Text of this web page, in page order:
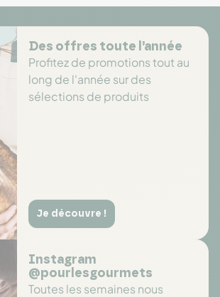
Des offres toute l’année
Profitez de promotions tout au
long de l'année sur des
sélections de produits
Je découvre !
Instagram
@pourlesgourmets
Toutes les semaines nous